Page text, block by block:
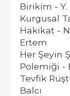
Birikim -
Kurgusal
Hakikat -
Ertem
Her Şeyin
Polemiği -
Tevfik
Balcı